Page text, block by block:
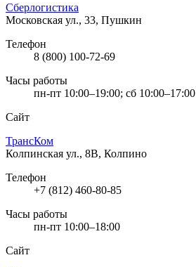
Сберлогистика
Московская ул., 33, Пушкин
Телефон
8 (800) 100-72-69
Часы работы
пн-пт 10:00–19:00; сб 10:00–17:00
Сайт
ТрансКом
Колпинская ул., 8В, Колпино
Телефон
+7 (812) 460-80-85
Часы работы
пн-пт 10:00–18:00
Сайт